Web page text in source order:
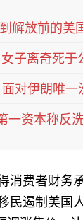
解放前的美
子离奇死于
对伊朗唯一
一资本称反
消费者财务
民遏制美国